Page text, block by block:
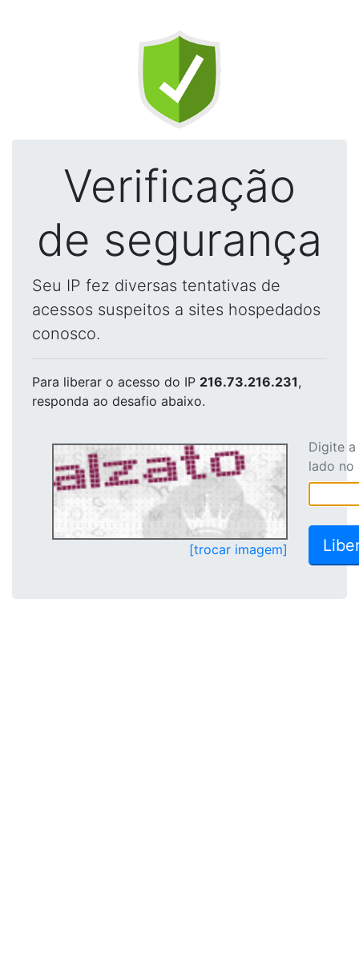
Verificação
de segurança
Seu IP fez diversas tentativas de
acessos suspeitos a sites hospedados
conosco.
Para liberar o acesso do IP 216.73.216.231,
responda ao desafio abaixo.
[trocar imagem]
Digite
lado no